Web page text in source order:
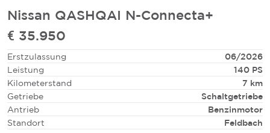
Nissan QASHQAI N-Connecta+
€ 35.950
Erstzulassung
06/2026
Leistung
140 PS
Kilometerstand
7 km
Getriebe
Schaltgetriebe
Antrieb
Benzinmotor
Standort
Feldbach